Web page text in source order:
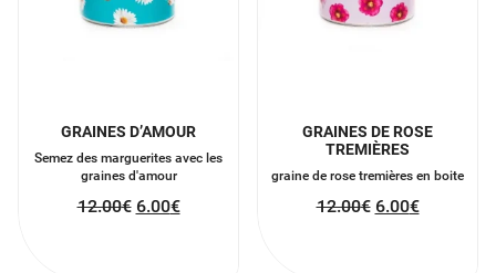
GRAINES D’AMOUR
Semez des marguerites avec les
graines d'amour
12.00€ 6.00€
GRAINES DE ROSE
TREMIÈRES
graine de rose tremières en boite
12.00€ 6.00€